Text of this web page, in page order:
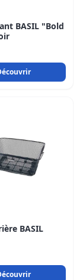
BASIL "Bold
BASIL